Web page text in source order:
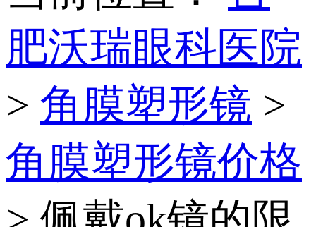
肥沃瑞眼科医院
> 角膜塑形镜 >
角膜塑形镜价格